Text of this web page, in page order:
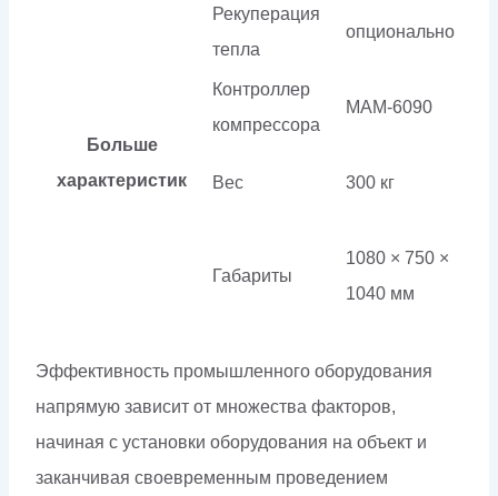
Больше
характеристик
Рекуперация
тепла
опционально
Контроллер
компрессора
МАМ-6090
Вес 300 кг
Габариты
1080 × 750 ×
1040 мм
Эффективность промышленного оборудования
напрямую зависит от множества факторов,
начиная с установки оборудования на объект и
заканчивая своевременным проведением